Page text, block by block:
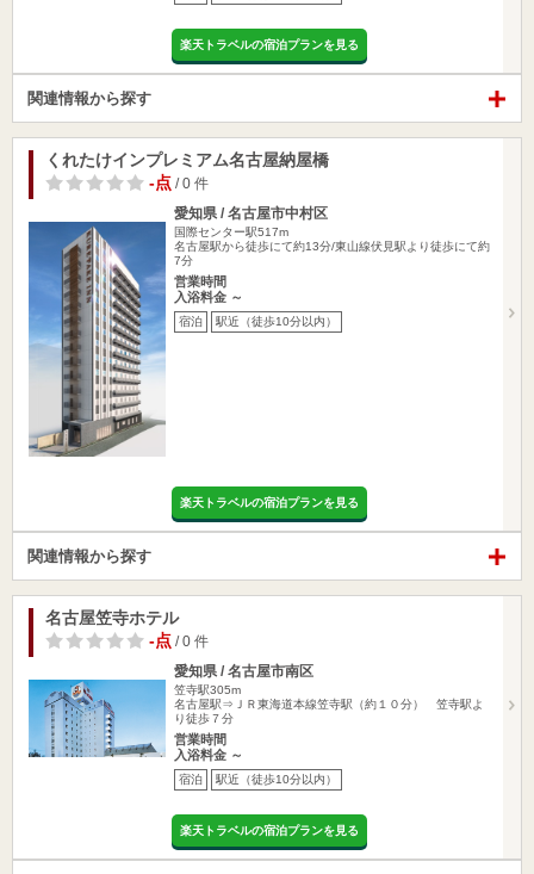
楽天トラベルの宿泊プランを見る
関連情報から探す
くれたけインプレミアム名古屋納屋橋
-点 / 0 件
愛知県 / 名古屋市中村区
国際センター駅517m
名古屋駅から徒歩にて約13分/東山線伏見駅より徒歩にて約
7分
営業時間
入浴料金 ～
宿泊 駅近（徒歩10分以内）
楽天トラベルの宿泊プランを見る
関連情報から探す
名古屋笠寺ホテル
-点 / 0 件
愛知県 / 名古屋市南区
笠寺駅305m
名古屋駅⇒ＪＲ東海道本線笠寺駅（約１０分） 笠寺駅よ
り徒歩７分
営業時間
入浴料金 ～
宿泊 駅近（徒歩10分以内）
楽天トラベルの宿泊プランを見る